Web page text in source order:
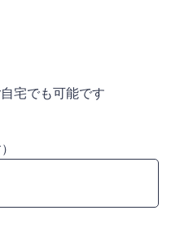
宅でも可能です